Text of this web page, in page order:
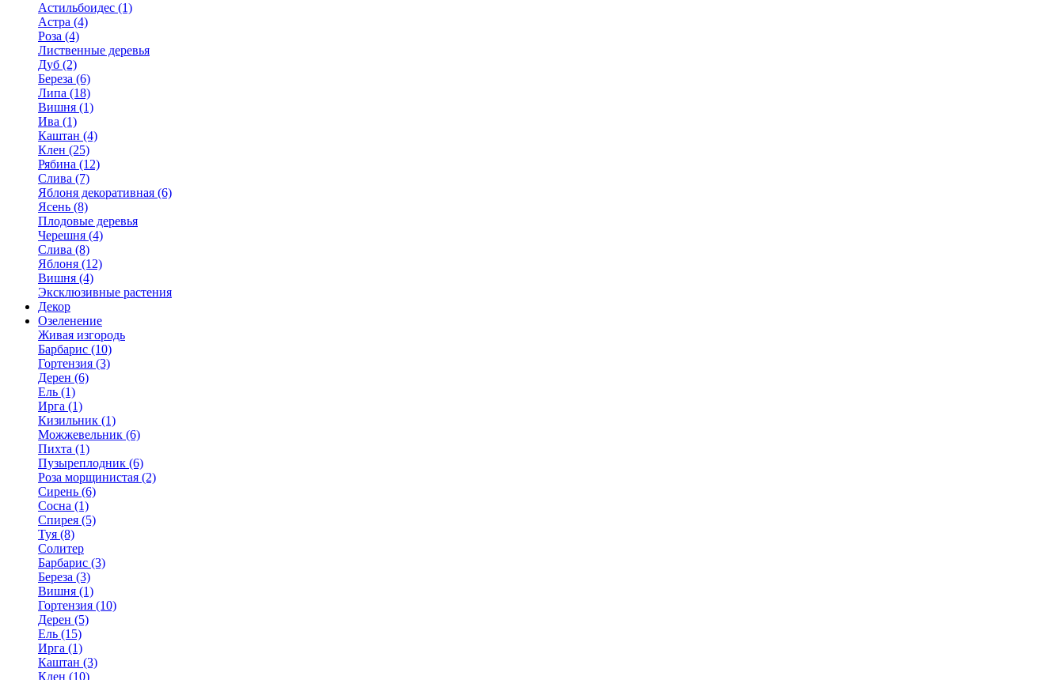
Астильбоидес (1)
Астра (4)
Роза (4)
Лиственные деревья
Дуб (2)
Береза (6)
Липа (18)
Вишня (1)
Ива (1)
Каштан (4)
Клен (25)
Рябина (12)
Слива (7)
Яблоня декоративная (6)
Ясень (8)
Плодовые деревья
Черешня (4)
Слива (8)
Яблоня (12)
Вишня (4)
Эксклюзивные растения
Декор
Озеленение
Живая изгородь
Барбарис (10)
Гортензия (3)
Дерен (6)
Ель (1)
Ирга (1)
Кизильник (1)
Можжевельник (6)
Пихта (1)
Пузыреплодник (6)
Роза морщинистая (2)
Сирень (6)
Сосна (1)
Спирея (5)
Туя (8)
Солитер
Барбарис (3)
Береза (3)
Вишня (1)
Гортензия (10)
Дерен (5)
Ель (15)
Ирга (1)
Каштан (3)
Клен (10)